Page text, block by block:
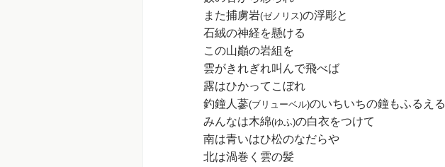
また捕虜岩(ゼノリス)の浮彫と
石絨の神経を懸ける
この山巓の岩組を
雲がきれぎれ叫んで飛べば
露はひかってこぼれ
釣鐘人蔘(ブリューベル)のいちいちの鐘もふるえる
みんなは木綿(ゆふ)の白衣をつけて
南は青いはひ松のなだらや
北は渦巻く雲の髪